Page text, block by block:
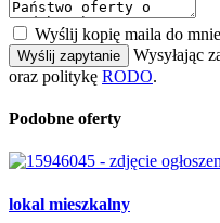
Wyślij kopię maila do mnie
Wyślij zapytanie Wysyłając
oraz politykę RODO.
Podobne oferty
lokal mieszkalny